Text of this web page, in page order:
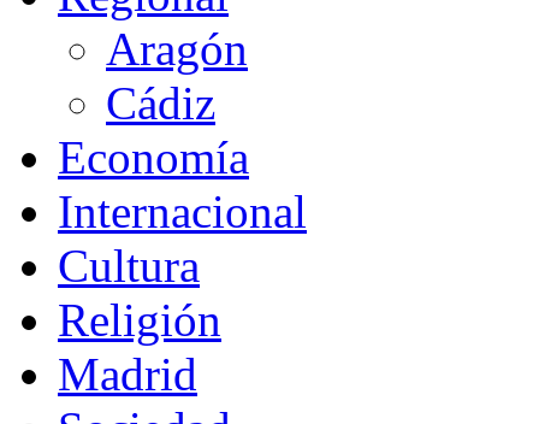
Aragón
Cádiz
Economía
Internacional
Cultura
Religión
Madrid